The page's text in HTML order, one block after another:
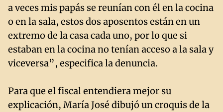
a veces mis papás se reunían con él en la cocina
o en la sala, estos dos aposentos están en un
extremo de la casa cada uno, por lo que si
estaban en la cocina no tenían acceso a la sala y
viceversa”, especifica la denuncia.
Para que el fiscal entendiera mejor su
explicación, María José dibujó un croquis de la